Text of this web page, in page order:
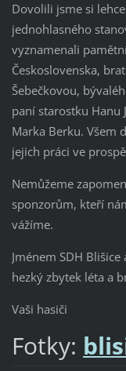
Dovolili jsme si
jednohlasného
vyznamenali
Československa,
Šebečkovou,
paní starostku Hanu
Marka Berku. Všem
jejich práci ve
Nemůžeme
sponzorům, kteří
vážíme.
Jménem SDH
hezký zbytek léta a
Vaši hasiči
Fotky: